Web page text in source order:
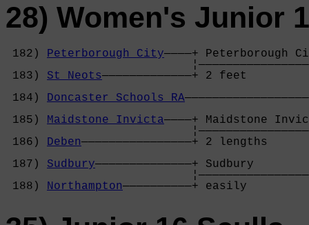
28) Women's Junior
182) Peterborough City————+
183) St Neots—————————————+ 2 feet
184) Doncaster Schools RA
185) Maidstone Invicta————+ Maidstone
186) Deben————————————————+ 2
187) Sudbury——————————————+
188) Northampton——————————+